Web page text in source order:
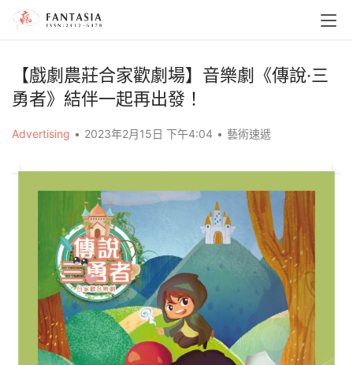
【戲劇農莊合家歡劇場】音樂劇《傳說‧三
勇者》結伴一起再出發！
Advertising • 2023年2月15日 下午4:04 • 藝術速遞